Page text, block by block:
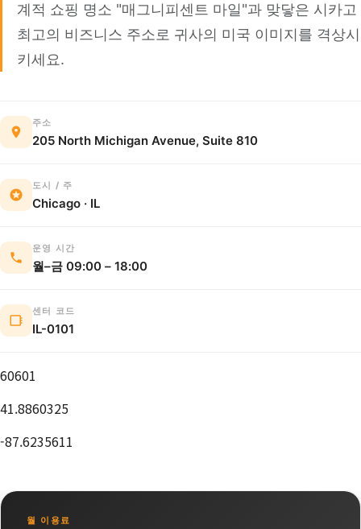
계적 쇼핑 명소 "매그니피센트 마일"과 맞닿은 시카고
최고의 비즈니스 주소로 귀사의 미국 이미지를 격상시
키세요.
주소
205 North Michigan Avenue, Suite 810
도시 / 주
Chicago · IL
운영 시간
월–금 09:00 – 18:00
센터 코드
IL-0101
60601
41.8860325
-87.6235611
월 이용료